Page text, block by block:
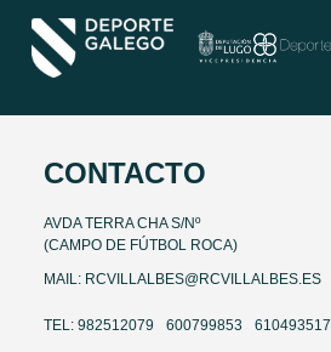
CONTACTO
AVDA TERRA CHA S/Nº
(CAMPO DE FÚTBOL ROCA)
MAIL: RCVILLALBES@RCVILLALBES.ES
TEL: 982512079 600799853 610493517